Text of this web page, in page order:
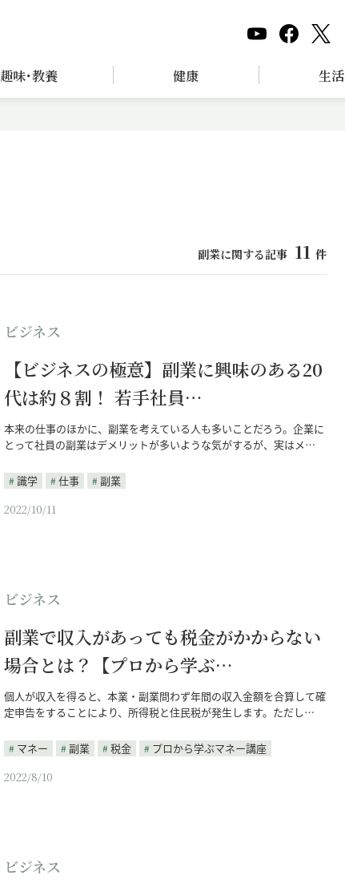
趣味･教養 健康 生活
副業に関する記事 11 件
ビジネス
【ビジネスの極意】副業に興味のある20
代は約８割！ 若手社員…
本来の仕事のほかに、副業を考えている人も多いことだろう。企業に
とって社員の副業はデメリットが多いような気がするが、実はメ…
識学 仕事
副業
2022/10/11
ビジネス
副業で収入があっても税金がかからない
場合とは？【プロから学ぶ…
個人が収入を得ると、本業・副業問わず年間の収入金額を合算して確
定申告をすることにより、所得税と住民税が発生します。ただし…
マネー 副業 税金
プロから学ぶマネー講座
2022/8/10
ビジネス